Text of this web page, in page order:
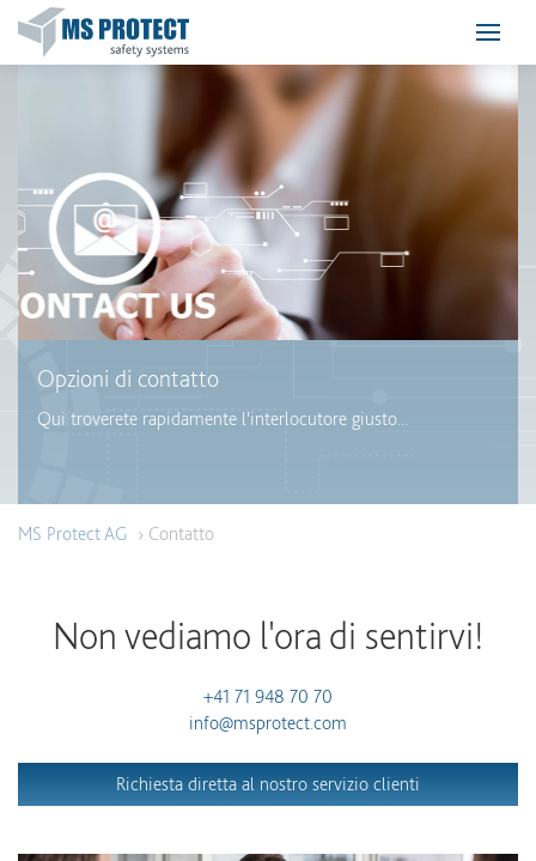
Opzioni di contatto
Qui troverete rapidamente l'interlocutore giusto...
MS Protect AG › Contatto
Non vediamo l'ora di sentirvi!
+41 71 948 70 70
info@msprotect.com
Richiesta diretta al nostro servizio clienti